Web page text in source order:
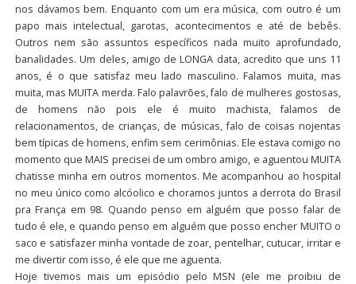
nos dávamos bem. Enquanto com um era música, com outro é um
papo mais intelectual, garotas, acontecimentos e até de bebês.
Outros nem são assuntos específicos nada muito aprofundado,
banalidades. Um deles, amigo de LONGA data, acredito que uns 11
anos, é o que satisfaz meu lado masculino. Falamos muita, mas
muita, mas MUITA merda. Falo palavrões, falo de mulheres gostosas,
de homens não pois ele é muito machista, falamos de
relacionamentos, de crianças, de músicas, falo de coisas nojentas
bem típicas de homens, enfim sem cerimônias. Ele estava comigo no
momento que MAIS precisei de um ombro amigo, e aguentou MUITA
chatisse minha em outros momentos. Me acompanhou ao hospital
no meu único como alcóolico e choramos juntos a derrota do Brasil
pra França em 98. Quando penso em alguém que posso falar de
tudo é ele, e quando penso em alguém que posso encher MUITO o
saco e satisfazer minha vontade de zoar, pentelhar, cutucar, irritar e
me divertir com isso, é ele que me aguenta.
Hoje tivemos mais um episódio pelo MSN (ele me proibiu de